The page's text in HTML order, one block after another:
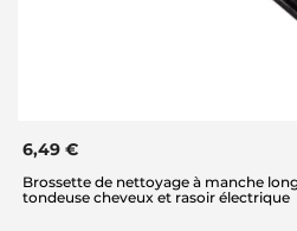
6,49 €
Brossette de nettoyage à manche
tondeuse cheveux et rasoir électrique